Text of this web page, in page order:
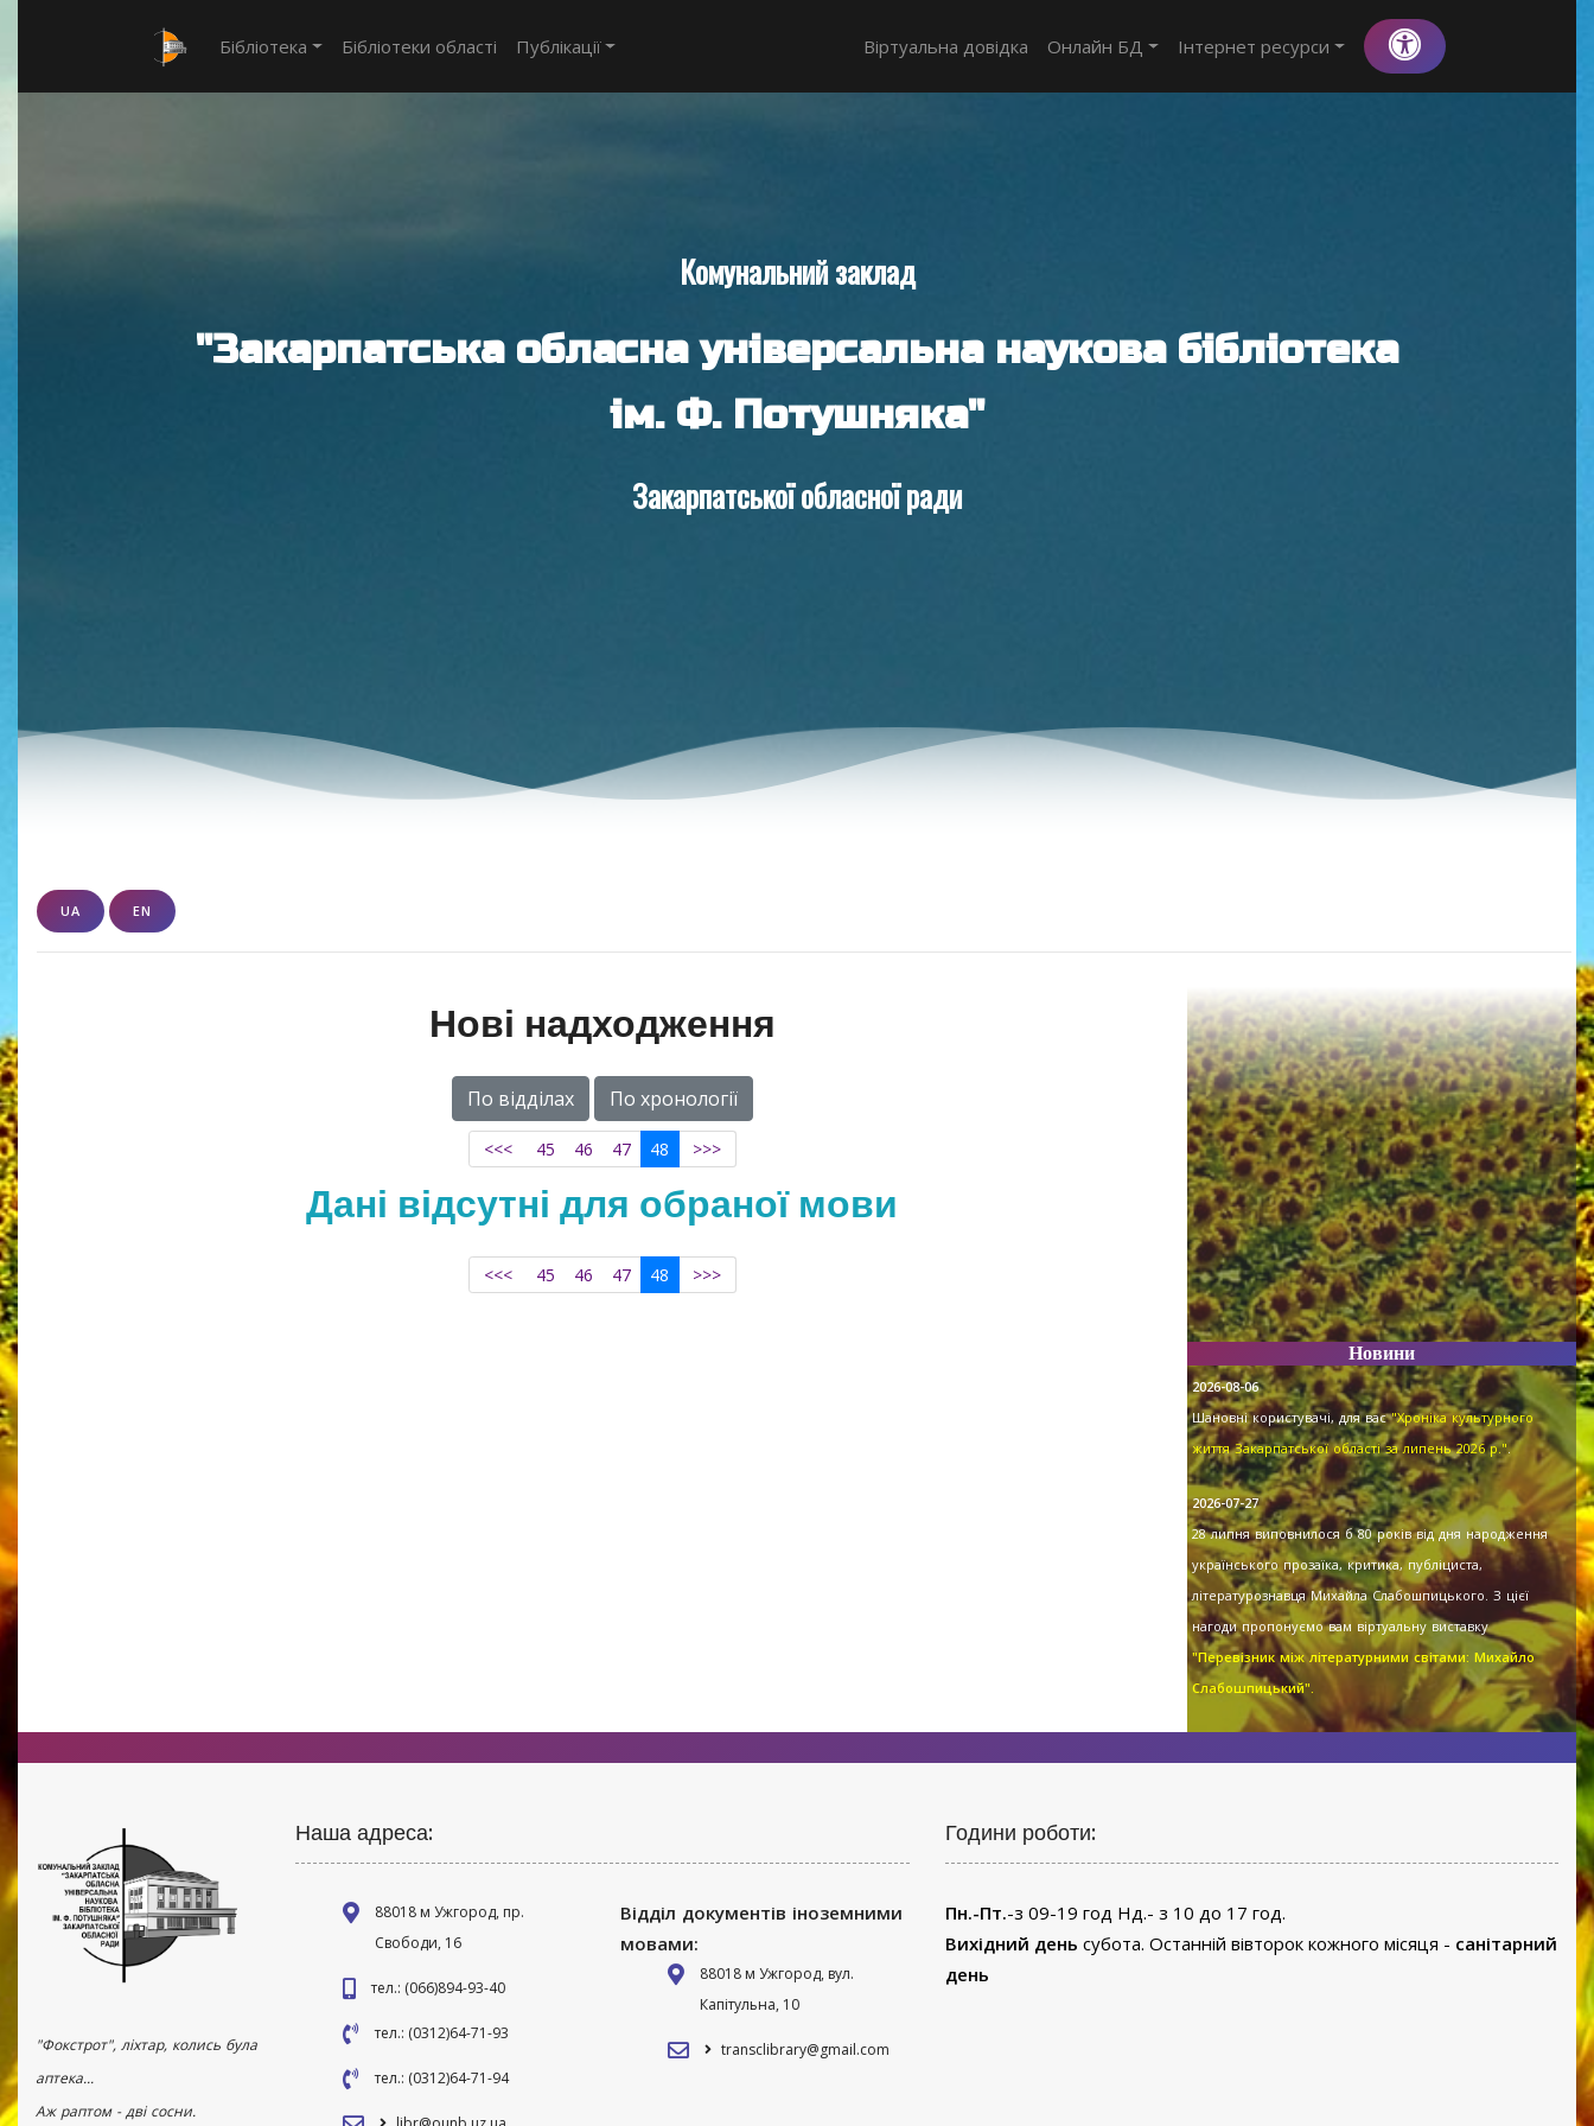
Бібліотека Бібліотеки області Публікації Віртуальна довідка Онлайн БД Інтернет ресурси
Комунальний заклад
"Закарпатська обласна універсальна наукова бібліотека
ім. Ф. Потушняка"
Закарпатської обласної ради
UA EN
Нові надходження
По відділах По хронології
<<< 45 46 47 48 >>>
Дані відсутні для обраної мови
<<< 45 46 47 48 >>>
Новини
2026-08-06
Шановні користувачі, для вас"Хроніка культурного
життя Закарпатської області за липень 2026 р.".
2026-07-27
28 липня виповнилося б 80 років від дня народження
українського прозаїка, критика, публіциста,
літературознавця Михайла Слабошпицького. З цієї
нагоди пропонуємо вам віртуальну виставку
"Перевізник між літературними світами: Михайло
Слабошпицький".
"Фокстрот", ліхтар, колись була
аптека...
Аж раптом - дві сосни.
Наша адреса:
88018 м Ужгород, пр.
Свободи, 16
тел.: (066)894-93-40
тел.: (0312)64-71-93
тел.: (0312)64-71-94
Відділ документів іноземними
мовами:
88018 м Ужгород, вул.
Капітульна, 10
transclibrary@gmail.com
Години роботи:
Пн.-Пт.-з 09-19 год Нд.- з 10 до 17 год.
Вихідний день субота. Останній вівторок кожного місяця - санітарний
день